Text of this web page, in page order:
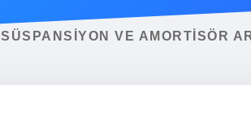
SÜSPANSIYON VE AMORTISÖR